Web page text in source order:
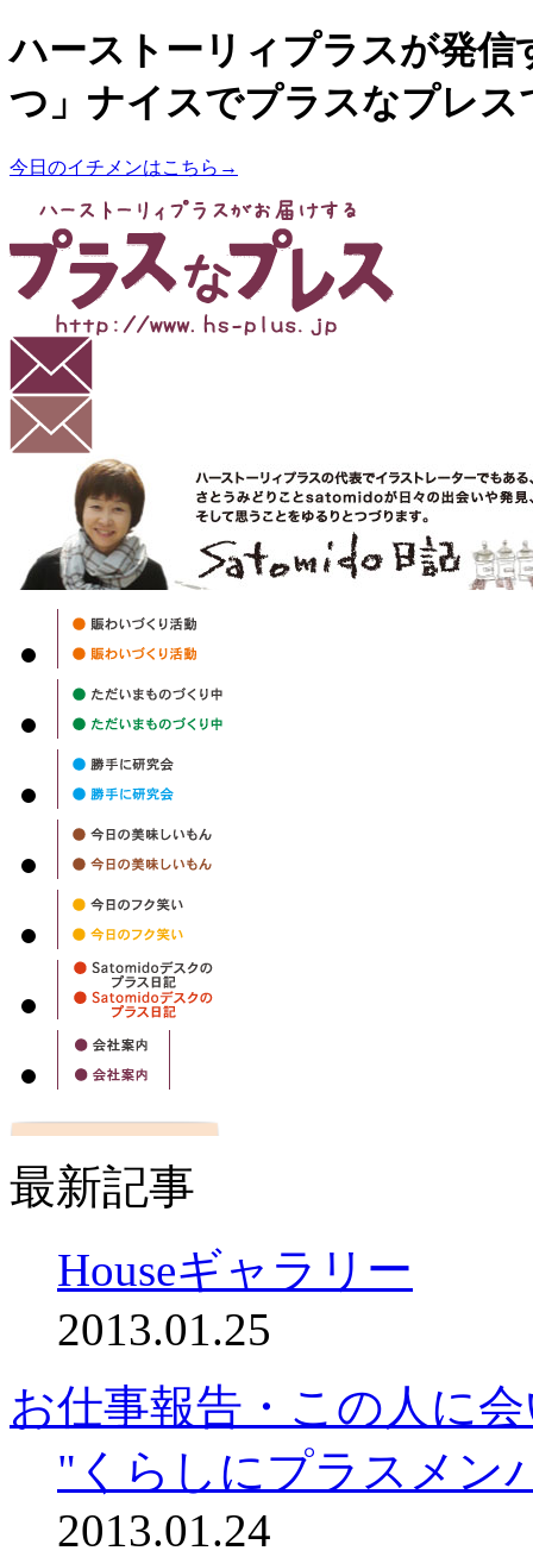
ハーストーリィプラスが発信
つ」ナイスでプラスなプレス
今日のイチメンはこちら→
最新記事
Houseギャラリー
2013.01.25
お仕事報告・この人に
"くらしにプラスメン
2013.01.24